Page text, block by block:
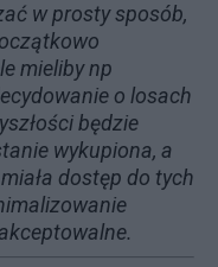
w prosty sposób,
mieliby np
o losach
będzie
wykupiona, a
dostęp do tych